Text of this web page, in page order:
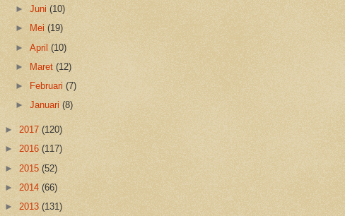
►Juni(10)
►
Mei(19)
►April(10)
►
Maret(12)
►
Februari(7)
►Januari(8)
► 2017 (120)
► 2016 (117)
► 2015 (52)
► 2014 (66)
► 2013 (131)